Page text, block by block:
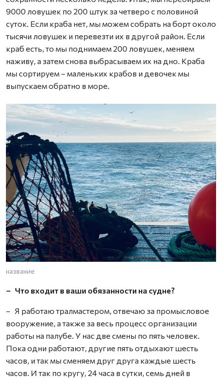
9000 ловушек по 200 штук за четверо с половиной
cуток. Если краба нет, мы можем собрать на борт около
тысячи ловушек и перевезти их в другой район. Если
краб есть, то мы поднимаем 200 ловушек, меняем
наживу, а затем снова выбрасываем их на дно. Краба
мы сортируем – маленьких крабов и девочек мы
выпускаем обратно в море.
название
– Что входит в ваши обязанности на судне?
– Я работаю тралмастером, отвечаю за промысловое
вооружение, а также за весь процесс организации
работы на палубе. У нас две смены по пять человек.
Пока одни работают, другие пять отдыхают шесть
часов, и так мы сменяем друг друга каждые шесть
часов. И так по кругу, 24 часа в сутки, семь дней в